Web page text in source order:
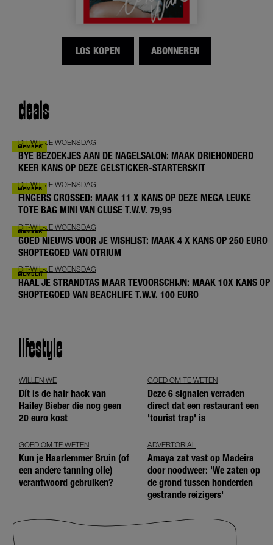
LOS KOPEN ABONNEREN
deals
DIT-WIL-JE WOENSDAG
BYE BEZOEKJES AAN DE NAGELSALON: MAAK DRIEHONDERD
KEER KANS OP DEZE GELSTICKER-STARTERSKIT
DIT-WIL-JE WOENSDAG
FINGERS CROSSED: MAAK 11 X KANS OP DEZE MEGA LEUKE
TOTE BAG MINI VAN CLUSE T.W.V. 79,95
DIT-WIL-JE WOENSDAG
GOED NIEUWS VOOR JE WISHLIST: MAAK 4 X KANS OP 250 EURO
SHOPTEGOED VAN OTRIUM
DIT-WIL-JE WOENSDAG
HAAL JE STRANDTAS MAAR TEVOORSCHIJN: MAAK 10X KANS OP
SHOPTEGOED VAN BEACHLIFE T.W.V. 100 EURO
lifestyle
WILLEN WE
Dít is de hair hack van
Hailey Bieber die nog geen
20 euro kost
GOED OM TE WETEN
Deze 6 signalen verraden
direct dat een restaurant een
'tourist trap' is
GOED OM TE WETEN
Kun je Haarlemmer Bruin (of
een andere tanning olie)
verantwoord gebruiken?
ADVERTORIAL
Amaya zat vast op Madeira
door noodweer: 'We zaten op
de grond tussen honderden
gestrande reizigers'